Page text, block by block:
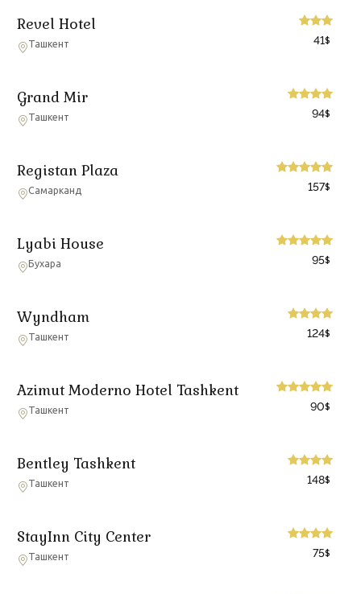
Revel Hotel
Ташкент 41$
Grand Mir
Ташкент 94$
Registan Plaza
Самарканд 157$
Lyabi House
Бухара 95$
Wyndham
Ташкент 124$
Azimut Moderno Hotel Tashkent
Ташкент 90$
Bentley Tashkent
Ташкент 148$
StayInn City Center
Ташкент 75$